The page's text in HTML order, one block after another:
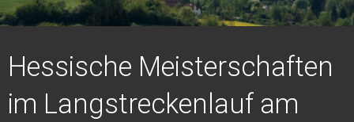
Hessische Meisterschaften
im Langstreckenlauf am